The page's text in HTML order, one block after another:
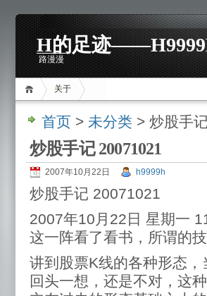
H的足迹
路漫漫
关于
首页 > 未分类 > 炒股手
炒股手记 20071021
2007年10月22日 h9999h
炒股手记 20071021
2007年10月22日 星期一
这一阵看了看书，所谓的
讲到股票K线的各种形态
回头一想，还是不对，这